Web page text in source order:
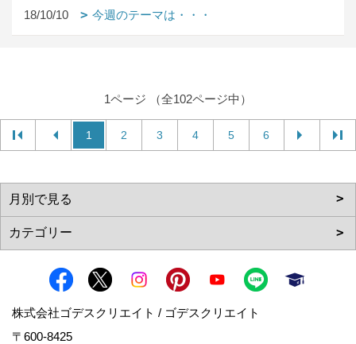
18/10/10 今週のテーマは・・・
1ページ （全102ページ中）
1 2 3 4 5 6
株式会社ゴデスクリエイト / ゴデスクリエイト
〒600-8425